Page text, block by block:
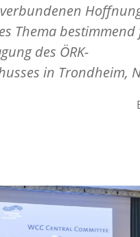
Thema
des ÖRK-
in Trondheim,